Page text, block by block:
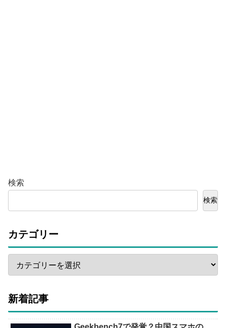
検索
検索
カテゴリー
新着記事